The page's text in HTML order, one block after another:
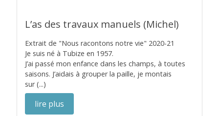
L’as des travaux manuels (Michel)
Extrait de "Nous racontons notre vie" 2020-21
Je suis né à Tubize en 1957.
J’ai passé mon enfance dans les champs, à toutes
saisons. J’aidais à grouper la paille, je montais
sur (...)
lire plus